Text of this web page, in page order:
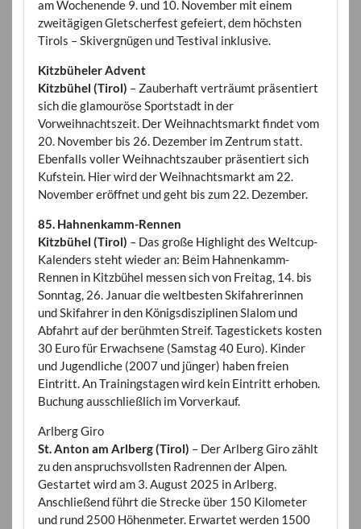
am Wochenende 9. und 10. November mit einem
zweitägigen Gletscherfest gefeiert, dem höchsten
Tirols – Skivergnügen und Testival inklusive.
Kitzbüheler Advent
Kitzbühel (Tirol) – Zauberhaft verträumt präsentiert
sich die glamouröse Sportstadt in der
Vorweihnachtszeit. Der Weihnachtsmarkt findet vom
20. November bis 26. Dezember im Zentrum statt.
Ebenfalls voller Weihnachtszauber präsentiert sich
Kufstein. Hier wird der Weihnachtsmarkt am 22.
November eröffnet und geht bis zum 22. Dezember.
85. Hahnenkamm-Rennen
Kitzbühel (Tirol) – Das große Highlight des Weltcup-
Kalenders steht wieder an: Beim Hahnenkamm-
Rennen in Kitzbühel messen sich von Freitag, 14. bis
Sonntag, 26. Januar die weltbesten Skifahrerinnen
und Skifahrer in den Königsdisziplinen Slalom und
Abfahrt auf der berühmten Streif. Tagestickets kosten
30 Euro für Erwachsene (Samstag 40 Euro). Kinder
und Jugendliche (2007 und jünger) haben freien
Eintritt. An Trainingstagen wird kein Eintritt erhoben.
Buchung ausschließlich im Vorverkauf.
Arlberg Giro
St. Anton am Arlberg (Tirol) – Der Arlberg Giro zählt
zu den anspruchsvollsten Radrennen der Alpen.
Gestartet wird am 3. August 2025 in Arlberg.
Anschließend führt die Strecke über 150 Kilometer
und rund 2500 Höhenmeter. Erwartet werden 1500